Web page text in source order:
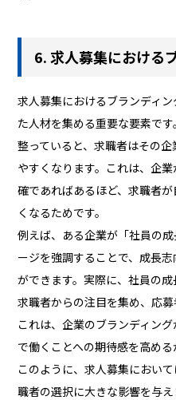
6. 求人募集における
求人募集におけるブランディ
た人材を集める重要な要素で
整っていると、求職者はその
やすくなります。これは、企
確であればあるほど、求職者
くなるためです。
例えば、ある企業が「社員の
ージを強調することで、成長
ができます。実際に、社員の成
求職者からの注目を集め、応募
これは、企業のブランディン
で働くことへの期待感を高める
このように、求人募集におい
職者の選択に大きな影響を与